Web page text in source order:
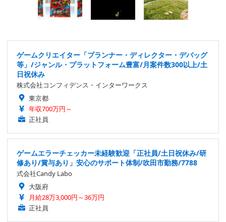
ゲームクリエイター「プランナー・ディレクター・デバッグ
等」/ジャンル・プラットフォーム豊富/月案件数300以上/土
日祝休み
株式会社コンフィデンス・インターワークス
東京都
年収700万円～
正社員
ゲームエラーチェッカー未経験歓迎「正社員/土日祝休み/研
修あり/賞与あり」安心のサポート体制/吹田市勤務/7788
式会社Candy Labo
大阪府
月給28万3,000円～36万円
正社員